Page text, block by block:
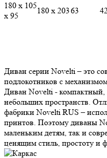
180 х 105
х 95
180 х 20363
Диван серии Novelti – это
подлокотников c
Диван Novelti - компактный,
небольших пространств.
фабрики Novelti RUS –
принтов. Поэтому диваны
маленьким детям, так и
ценящим стиль, простоту и